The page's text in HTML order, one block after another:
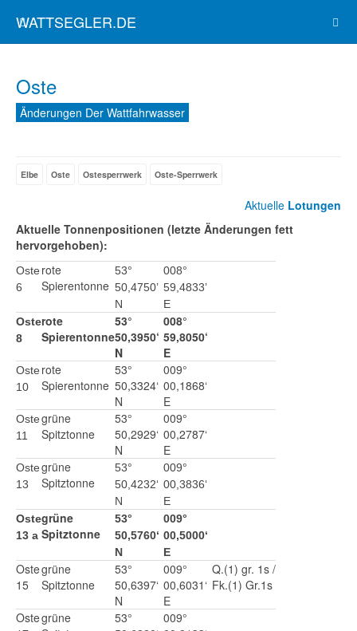
WATTSEGLER.DE
Oste
Änderungen Der Wattfahrwasser
Elbe Oste Ostesperrwerk Oste-Sperrwerk
Aktuelle Lotungen
Aktuelle Tonnenpositionen (letzte Änderungen fett
hervorgehoben):
Oste
6
rote
Spierentonne
53°
50,4750’
N
008°
59,4833’
E
Oste
8
rote
Spierentonne
53°
50,3950‘
N
008°
59,8050‘
E
Oste
10
rote
Spierentonne
53°
50,3324‘
N
009°
00,1868‘
E
Oste
11
grüne
Spitztonne
53°
50,2929‘
N
009°
00,2787‘
E
Oste
13
grüne
Spitztonne
53°
50,4232‘
N
009°
00,3836‘
E
Oste
13 a
grüne
Spitztonne
53°
50,5760‘
N
009°
00,5000‘
E
Oste
15
grüne
Spitztonne
53°
50,6397‘
N
009°
00,6031‘
E
Q.(1) gr. 1s /
Fk.(1) Gr.1s
Ostegrüne
53°
009°